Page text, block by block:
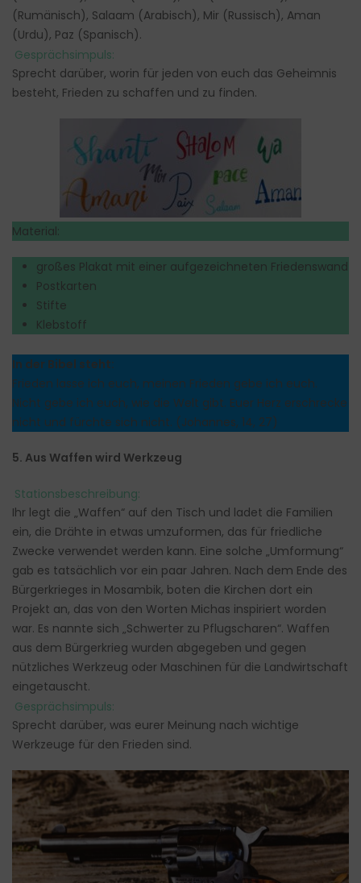
(Rumänisch), Salaam (Arabisch), Mir (Russisch), Aman
(Urdu), Paz (Spanisch).
Gesprächsimpuls:
Sprecht darüber, worin für jeden von euch das Geheimnis
besteht, Frieden zu schaffen und zu finden.
Material:
großes Plakat mit einer aufgezeichneten Friedenswand
Postkarten
Stifte
Klebstoff
In der Bibel steht:
Frieden lasse ich euch, meinen Frieden gebe ich euch.
Nicht gebe ich euch, wie die Welt gibt. Euer Herz erschrecke
nicht und fürchte sich nicht. (Johannes, 14, 27)
5. Aus Waffen wird Werkzeug
Stationsbeschreibung:
Ihr legt die „Waffen“ auf den Tisch und ladet die Familien
ein, die Drähte in etwas umzuformen, das für friedliche
Zwecke verwendet werden kann. Eine solche „Umformung“
gab es tatsächlich vor ein paar Jahren. Nach dem Ende des
Bürgerkrieges in Mosambik, boten die Kirchen dort ein
Projekt an, das von den Worten Michas inspiriert worden
war. Es nannte sich „Schwerter zu Pflugscharen“. Waffen
aus dem Bürgerkrieg wurden abgegeben und gegen
nützliches Werkzeug oder Maschinen für die Landwirtschaft
eingetauscht.
Gesprächsimpuls:
Sprecht darüber, was eurer Meinung nach wichtige
Werkzeuge für den Frieden sind.